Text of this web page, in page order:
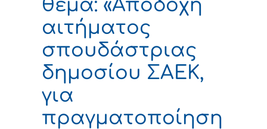
θέμα: «Αποδοχή
αιτήματος
σπουδάστριας
δημοσίου ΣΑΕΚ,
για
πραγματοποίηση